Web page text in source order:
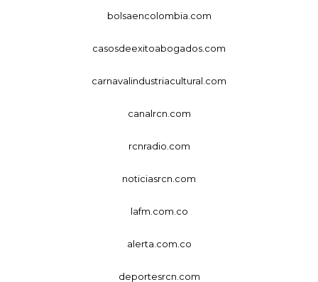
bolsaencolombia.com
casosdeexitoabogados.com
carnavalindustriacultural.com
canalrcn.com
rcnradio.com
noticiasrcn.com
lafm.com.co
alerta.com.co
deportesrcn.com